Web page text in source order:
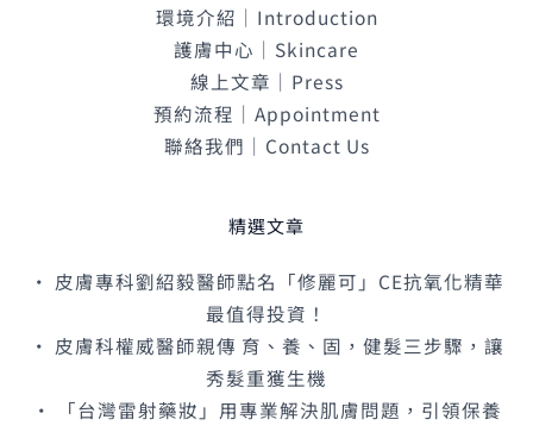
環境介紹｜Introduction
護膚中心｜Skincare
線上文章｜Press
預約流程｜Appointment
聯絡我們｜Contact Us
精選文章
• 皮膚專科劉紹毅醫師點名「修麗可」CE抗氧化精華
最值得投資！
• 皮膚科權威醫師親傳 育、養、固，健髮三步驟，讓
秀髮重獲生機
• 「台灣雷射藥妝」用專業解決肌膚問題，引領保養